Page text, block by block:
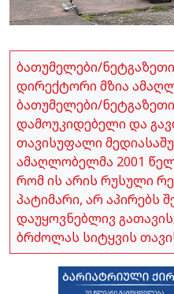
ბათუმელები/
დირექტორი მზია
ბათუმელები/
დამოუკიდებელი და
თავისუფალი
ამაღლობელმა 2001
რომ ის არის რუსული
პატიმარი, არ აპირებს
დაუყოვნებლივ
ბრძოლას სიტყვის